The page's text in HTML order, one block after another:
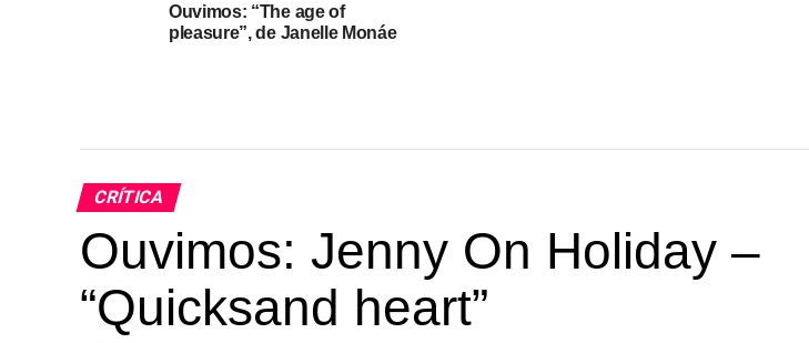
Ouvimos: “The age of
pleasure”, de Janelle Monáe
CRÍTICA
Ouvimos: Jenny On Holiday –
“Quicksand heart”